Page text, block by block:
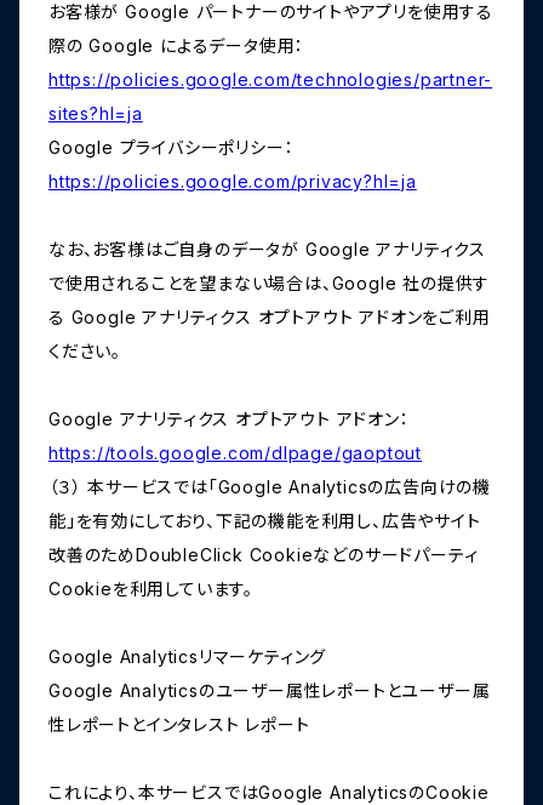
お客様が Google パートナーのサイトやアプリを使用する
際の Google によるデータ使用：
https://policies.google.com/technologies/partner-
sites?hl=ja
Google プライバシーポリシー：
https://policies.google.com/privacy?hl=ja
なお、お客様はご自身のデータが Google アナリティクス
で使用されることを望まない場合は、Google 社の提供す
る Google アナリティクス オプトアウト アドオンをご利用
ください。
Google アナリティクス オプトアウト アドオン：
https://tools.google.com/dlpage/gaoptout
（３） 本サービスでは「Google Analyticsの広告向けの機
能」を有効にしており、下記の機能を利用し、広告やサイト
改善のためDoubleClick Cookieなどのサードパーティ
Cookieを利用しています。
Google Analyticsリマーケティング
Google Analyticsのユーザー属性レポートとユーザー属
性レポートとインタレスト レポート
これにより、本サービスではGoogle AnalyticsのCookie